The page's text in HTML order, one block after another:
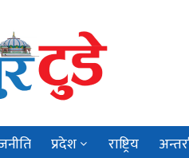
प्रदेश राष्ट्रिय